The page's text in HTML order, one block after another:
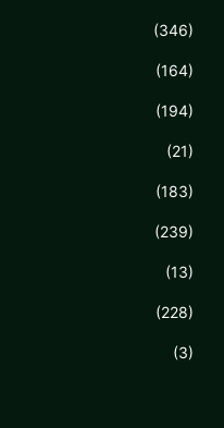
(346)
(164)
(194)
(21)
(183)
(239)
(13)
(228)
(3)